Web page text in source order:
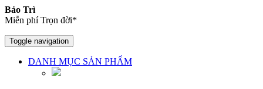
Bảo Trì
Miễn phí Trọn đời*
Toggle navigation
DANH MỤC SẢN PHẨM